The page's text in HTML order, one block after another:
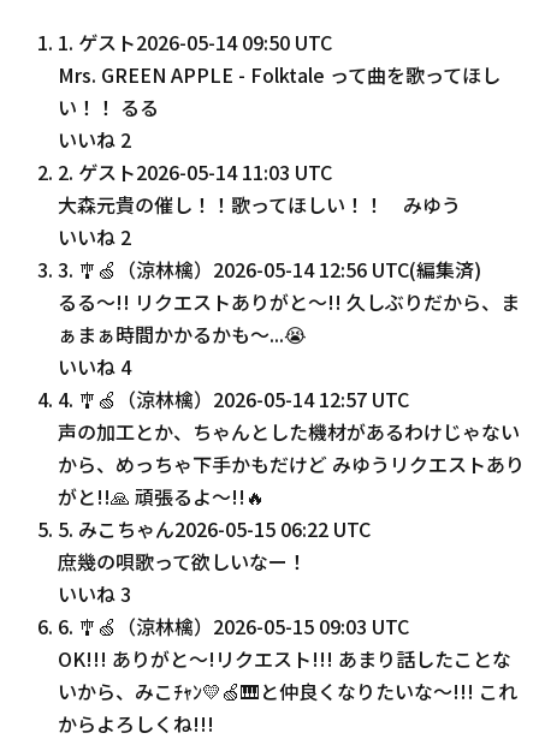
1. ゲスト2026-05-14 09:50 UTC
Mrs. GREEN APPLE - Folktale って曲を歌ってほし
い！！ るる
いいね 2
2. ゲスト2026-05-14 11:03 UTC
大森元貴の催し！！歌ってほしい！！ みゆう
いいね 2
3. 🎐🍏（涼林檎） 2026-05-14 12:56 UTC(編集済)
るる〜!! リクエストありがと〜!! 久しぶりだから、ま
ぁまぁ時間かかるかも〜...😭
いいね 4
4. 🎐🍏（涼林檎） 2026-05-14 12:57 UTC
声の加工とか、ちゃんとした機材があるわけじゃない
から、めっちゃ下手かもだけど みゆうリクエストあり
がと!!🙏 頑張るよ〜!!🔥
5. みこちゃん2026-05-15 06:22 UTC
庶幾の唄歌って欲しいなー！
いいね3
6. 🎐🍏（涼林檎） 2026-05-15 09:03 UTC
OK!!! ありがと〜!リクエスト!!! あまり話したことな
いから、みこﾁｬﾝ💛🍏🎹と仲良くなりたいな〜!!! これ
からよろしくね!!!